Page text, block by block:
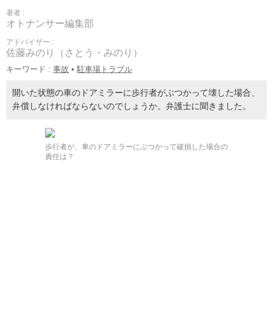
著者 :
オトナンサー編集部
アドバイザー :
佐藤みのり（さとう・みのり）
キーワード : 事故 • 駐車場トラブル
開いた状態の車のドアミラーに歩行者がぶつかって壊した場合、
弁償しなければならないのでしょうか。弁護士に聞きました。
歩行者が、車のドアミラーにぶつかって破損した場合の
責任は？